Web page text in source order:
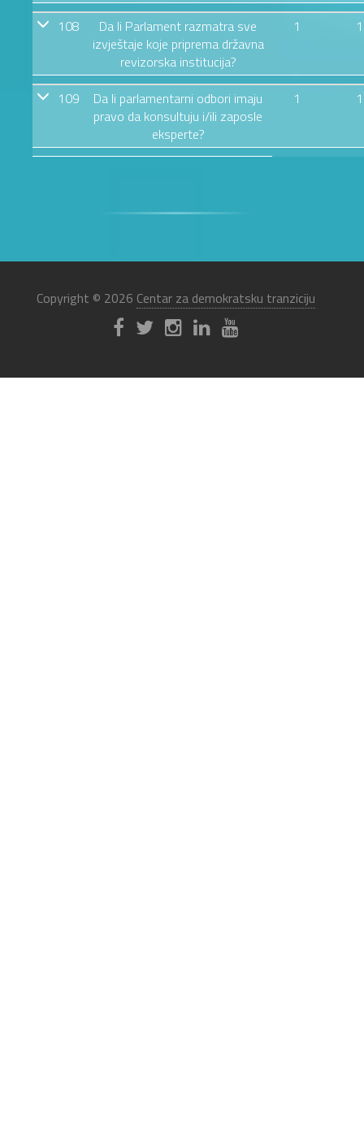
108
Da li Parlament razmatra sve
izvještaje koje priprema državna
revizorska institucija?
1 1
109
Da li parlamentarni odbori imaju
pravo da konsultuju i/ili zaposle
eksperte?
1 1
Copyright © 2026 Centar za demokratsku tranziciju